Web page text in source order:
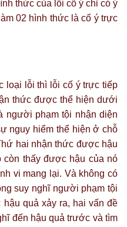
thức của lỗi cố ý chỉ có ý
02 hình thức là cố ý trực
loại lỗi thì lỗi cố ý trực tiếp
thức được thể hiện dưới
người phạm tội nhận diện
nguy hiểm thể hiện ở chỗ
hai nhận thức được hậu
thấy được hậu của nó
vi mang lại. Và không có
suy nghĩ người phạm tội
quả xảy ra, hai vấn đề
đến hậu quả trước và tìm